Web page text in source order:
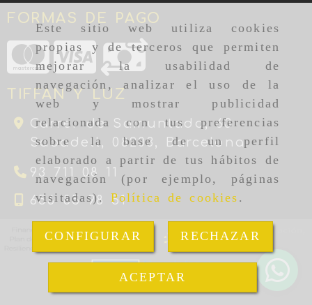
Este sitio web utiliza cookies
propias y de terceros que permiten
mejorar la usabilidad de
navegación, analizar el uso de la
web y mostrar publicidad
relacionada con tus preferencias
sobre la base de un perfil
elaborado a partir de tus hábitos de
navegación (por ejemplo, páginas
visitadas). Política de cookies .
CONFIGURAR RECHAZAR
ACEPTAR
FORMAS DE PAGO
TIFFAN Y LUZ
Carrer de Samuntada, 63 -
Sabadell, 08203, Barcelona
93 711 08 11
656 85 98 51